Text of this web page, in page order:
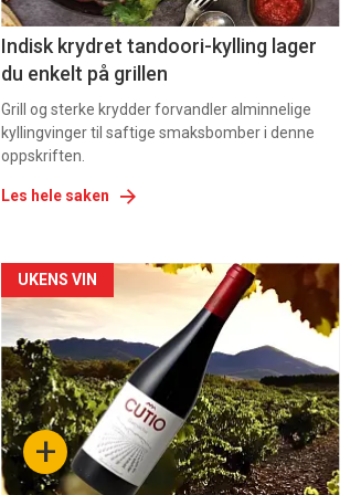
Indisk krydret tandoori-kylling lager
du enkelt på grillen
Grill og sterke krydder forvandler alminnelige
kyllingvinger til saftige smaksbomber i denne
oppskriften.
Les hele saken
Forsiden
akkurat
nå
-
4 +
UKENS VIN